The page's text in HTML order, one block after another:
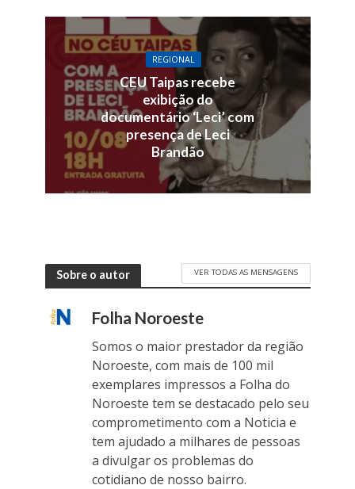
REGIONAL
CEU Taipas recebe
exibição do
documentário ‘Leci’ com
presença de Leci
Brandão
Sobre o autor VER TODAS AS MENSAGENS
Folha Noroeste
Somos o maior prestador da região
Noroeste, com mais de 100 mil
exemplares impressos a Folha do
Noroeste tem se destacado pelo seu
comprometimento com a Noticia e
tem ajudado a milhares de pessoas
a divulgar os problemas do
cotidiano de nosso bairro.